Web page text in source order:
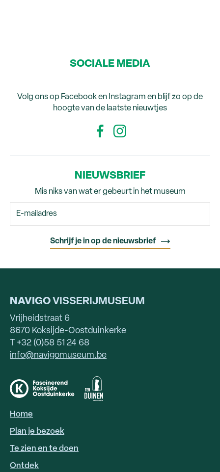
SOCIALE MEDIA
Volg ons op Facebook en Instagram en blijf zo op de
hoogte van de laatste nieuwtjes
NIEUWSBRIEF
Mis niks van wat er gebeurt in het museum
NAVIGO VISSERIJMUSEUM
Vrijheidstraat 6
8670 Koksijde-Oostduinkerke
T +32 (0)58 51 24 68
info@navigomuseum.be
HOOFDNAVIGATIE
Home
Plan je bezoek
Te zien en te doen
Ontdek